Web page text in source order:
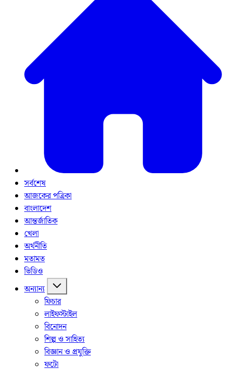
সর্বশেষ
আজকের পত্রিকা
বাংলাদেশ
আন্তর্জাতিক
খেলা
অর্থনীতি
মতামত
ভিডিও
অন্যান্য
ফিচার
লাইফস্টাইল
বিনোদন
শিল্প ও সাহিত্য
বিজ্ঞান ও প্রযুক্তি
ফটো